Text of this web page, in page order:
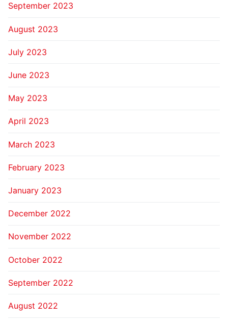
September 2023
August 2023
July 2023
June 2023
May 2023
April 2023
March 2023
February 2023
January 2023
December 2022
November 2022
October 2022
September 2022
August 2022